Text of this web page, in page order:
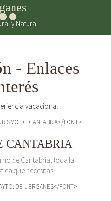
y Natural
- Enlaces
vacacional
CANTABRIA
de Cantabria, toda la
que necesitas.